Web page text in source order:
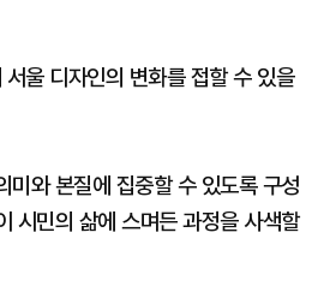
울 디자인의 변화를 접할 수 있을
미와 본질에 집중할 수 있도록 구성
시민의 삶에 스며든 과정을 사색할